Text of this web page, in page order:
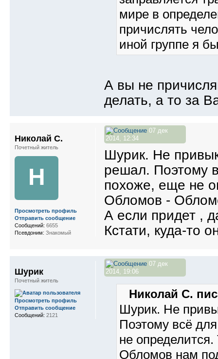
мире в
причислять
иной группе я
А вы не
делать, а то за
07 дек
2014, 12:34
Шурик. Не
решал. Поэтому
похоже, еще не
Обломов -
А если придет ,
Кстати, куда-то
Николай С.
Почетный житель
Н
Просмотреть профиль
Отправить сообщение
Сообщений: 6655
Псевдоним: Знакомый
07 дек
2014, 19:06
Николай С.
Шурик. Не
Поэтому всё
не
Обломов нам
Шурик
Почетный житель
Просмотреть профиль
Отправить сообщение
Сообщений: 2121